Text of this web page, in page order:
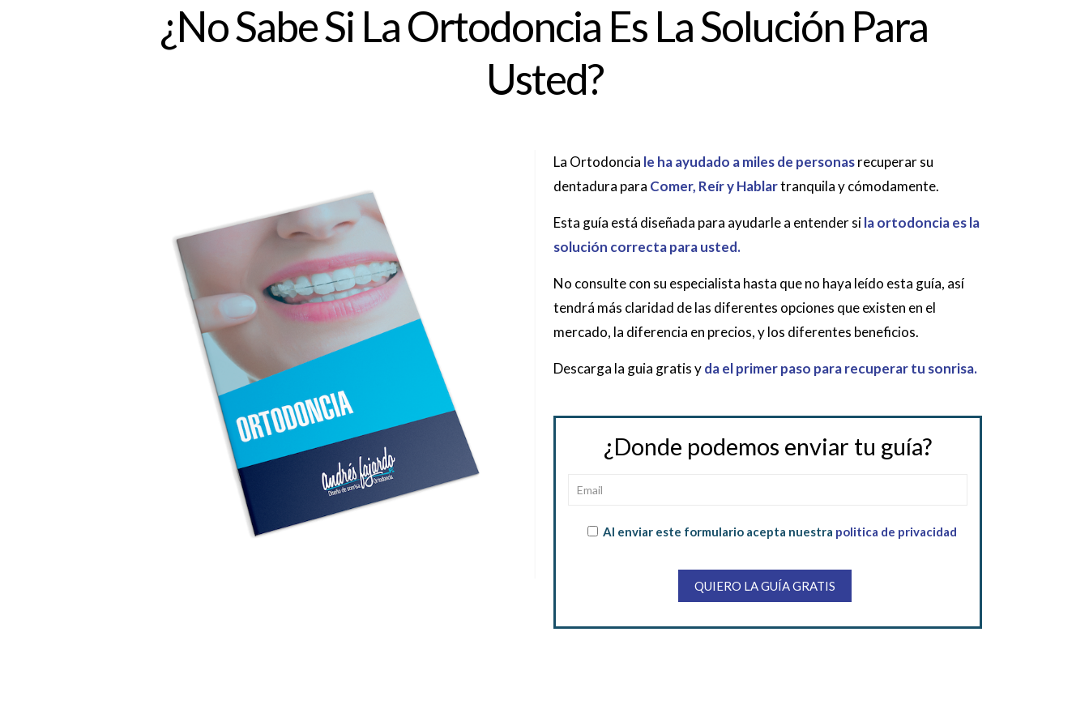
¿No Sabe Si La Ortodoncia Es La Solución Para
Usted?
La Ortodoncia le ha ayudado a miles de personasrecuperar su
dentadura para Comer, Reír y Hablartranquila y cómodamente.
Esta guía está diseñada para ayudarle a entender sila ortodoncia es la
solución correcta para usted.
No consulte con su especialista hasta que no haya leído esta guía, así
tendrá más claridad de las diferentes opciones que existen en el
mercado, la diferencia en precios, y los diferentes beneficios.
Descarga la guia gratis yda el primer paso para recuperar tu sonrisa.
¿Donde podemos enviar tu guía?
Al enviar este formulario acepta nuestra politica de privacidad